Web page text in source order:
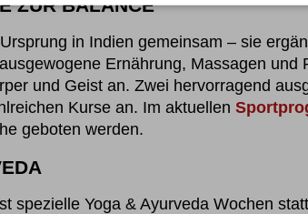
ZUR BALANCE
in Indien gemeinsam – sie
Ernährung, Massagen und
und Geist an. Zwei hervorragend
Kurse an. Im aktuellen
geboten werden.
spezielle Yoga & Ayurveda Wochen